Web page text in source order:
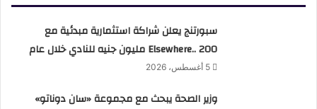
سبورتنج يعلن شراكة استثمارية مبدئية مع
Elsewhere.. 200 مليون جنيه للنادي خلال عام
5 أغسطس، 2026
وزير الصحة يبحث مع مجموعة «سان دوناتو»